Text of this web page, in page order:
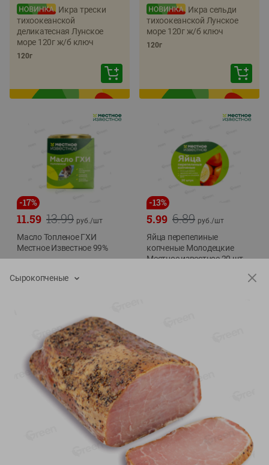
Икра трески
тихоокеанской
деликатесная Лунское
море 120г ж/б ключ
120г
Икра сельди
тихоокеанской Лунское
море 120г ж/б ключ
120г
-17%
13.99
11.59 руб./шт
Масло Топленое ГХИ
Местное Известное 99%
-13%
6.89
5.99 руб./шт
Яйца перепелиные
копченые Молодецкие
Местное известное 20 шт
Показано 1-14 из 79
Показать 15-28 из 79
Каталог товаров
Сырокопченые